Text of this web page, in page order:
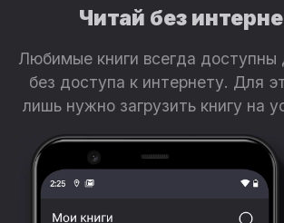
Читай без
Любимые книги всегда доступны
без доступа к интернету. Для
лишь нужно загрузить книгу на